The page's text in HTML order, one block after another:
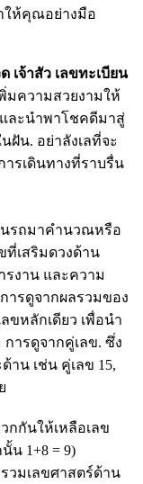
ให้คุณอย่างมือ
เจ้าสัว เลขทะเบียน
มความสวยงามให้
ละนำพาโชคดีมาสู่
น. อย่าลังเลที่จะ
ารเดินทางที่ราบรื่น
นรถมาคำนวณหรือ
ที่เสริมดวงด้าน
รงาน และความ
ารดูจากผลรวมของ
ขหลักเดียว เพื่อนำ
ารดูจากคู่เลข. ซึ่ง
าน เช่น คู่เลข 15,
กกันให้เหลือเลข
นั้น 1+8 = 9)
วมเลขศาสตร์ด้าน